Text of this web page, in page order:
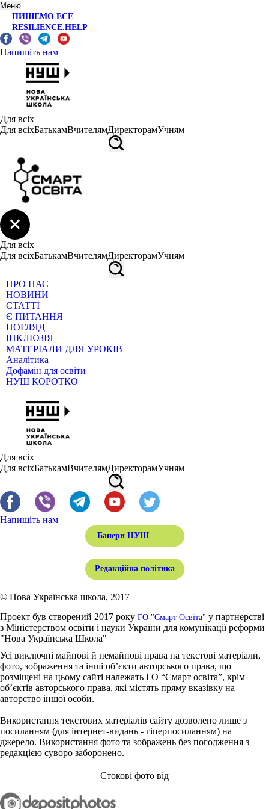
Меню
ПИШЕМО ЕСЕ
RESILIENCE.HELP
Напишіть нам
Для всіх
Для всіхБатькамВчителямДиректорамУчням
Для всіх
Для всіхБатькамВчителямДиректорамУчням
ПРО НАС
НОВИНИ
СТАТТІ
Є ПИТАННЯ
ПОГЛЯД
ІНКЛЮЗІЯ
МАТЕРІАЛИ ДЛЯ УРОКІВ
Аналітика
Дофамін для освіти
НУШ КОРОТКО
Для всіх
Для всіхБатькамВчителямДиректорамУчням
Напишіть нам
Банери НУШ
Редакційна політика
© Нова Українська школа, 2017
Проект був створений 2017 року ГО "Смарт Освіта" у партнерстві
з Міністерством освіти і науки України для комунікації реформи
"Нова Українська Школа"
Усі виключні майнові й немайнові права на текстові матеріали,
фото, зображення та інші об’єкти авторського права, що
розміщені на цьому сайті належать ГО “Смарт освіта”, крім
об’єктів авторського права, які містять пряму вказівку на
авторство іншої особи.
Використання текстових матеріалів сайту дозволено лише з
посиланням (для інтернет-видань - гіперпосиланням) на
джерело. Використання фото та зображень без погодження з
редакцією суворо заборонено.
Стокові фото від